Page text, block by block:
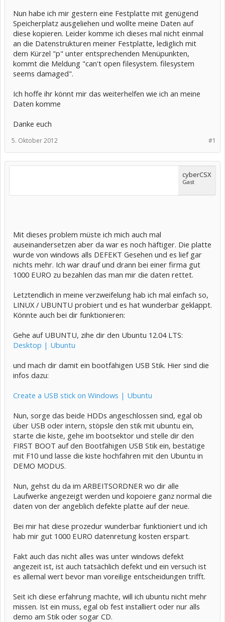
Nun habe ich mir gestern eine Festplatte mit genügend
Speicherplatz ausgeliehen und wollte meine Daten auf
diese kopieren. Leider komme ich dieses mal nicht einmal
an die Datenstrukturen meiner Festplatte, lediglich mit
dem Kürzel "p" unter entsprechenden Menüpunkten,
kommt die Meldung "can't open filesystem. filesystem
seems damaged".
Ich hoffe ihr könnt mir das weiterhelfen wie ich an meine
Daten komme
Danke euch
#1
5. Oktober 2012
cyberCSX
Gast
Mit dieses problem müste ich mich auch mal
auseinandersetzen aber da war es noch häftiger. Die platte
wurde von windows alls DEFEKT Gesehen und es lief gar
nichts mehr. Ich war drauf und drann bei einer firma gut
1000 EURO zu bezahlen das man mir die daten rettet.
Letztendlich in meine verzweifelung hab ich mal einfach so,
LINUX / UBUNTU probiert und es hat wunderbar geklappt.
Könnte auch bei dir funktionieren:
Gehe auf UBUNTU, zihe dir den Ubuntu 12.04 LTS:
Desktop | Ubuntu
und mach dir damit ein bootfähigen USB Stik. Hier sind die
infos dazu:
Create a USB stick on Windows | Ubuntu
Nun, sorge das beide HDDs angeschlossen sind, egal ob
über USB oder intern, stöpsle den stik mit ubuntu ein,
starte die kiste, gehe im bootsektor und stelle dir den
FIRST BOOT auf den Bootfähigen USB Stik ein, bestätige
mit F10 und lasse die kiste hochfahren mit den Ubuntu in
DEMO MODUS.
Nun, gehst du da im ARBEITSORDNER wo dir alle
Laufwerke angezeigt werden und kopoiere ganz normal die
daten von der angeblich defekte platte auf der neue.
Bei mir hat diese prozedur wunderbar funktioniert und ich
hab mir gut 1000 EURO datenretung kosten erspart.
Fakt auch das nicht alles was unter windows defekt
angezeit ist, ist auch tatsächlich defekt und ein versuch ist
es allemal wert bevor man voreilige entscheidungen trifft.
Seit ich diese erfahrung machte, will ich ubuntu nicht mehr
missen. Ist ein muss, egal ob fest installiert oder nur alls
demo am Stik oder sogar CD.